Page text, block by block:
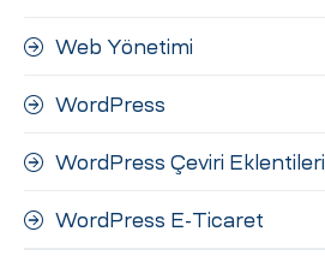
Web Yönetimi
WordPress
WordPress Çeviri Eklentileri
WordPress E-Ticaret